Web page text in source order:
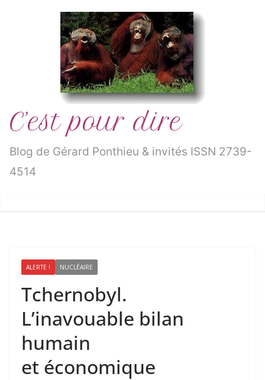
C’est pour dire
Blog de Gérard Ponthieu & invités ISSN 2739-
4514
ALERTE ! NUCLÉAIRE
Tchernobyl.
L’inavouable bilan
humain
et économique